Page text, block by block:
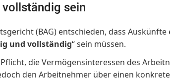
sein
(BAG) entschieden, dass
und vollständig“ sein müssen.
die Vermögensinteressen des
den Arbeitnehmer über einen